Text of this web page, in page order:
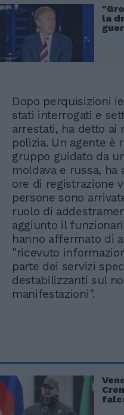
la
Dopo perquisizioni
stati interrogati e
arrestati, ha detto ai
polizia. Un agente
gruppo guidato da
moldava e russa, ha
ore di registrazione
persone sono
ruolo di
aggiunto il
hanno affermato di
"ricevuto
parte dei servizi
destabilizzanti sul
manifestazioni".